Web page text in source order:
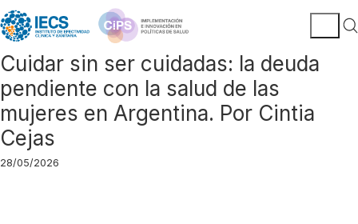
Cuidar sin ser cuidadas: la deuda
pendiente con la salud de las
mujeres en Argentina. Por Cintia
Cejas
28/05/2026